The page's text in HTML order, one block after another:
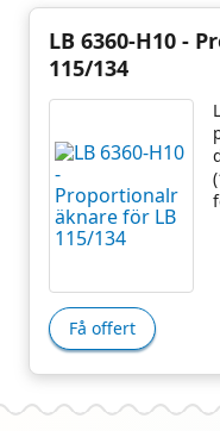
LB 6360-H10 -
115/134
Få offert